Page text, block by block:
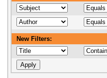
New Filters: